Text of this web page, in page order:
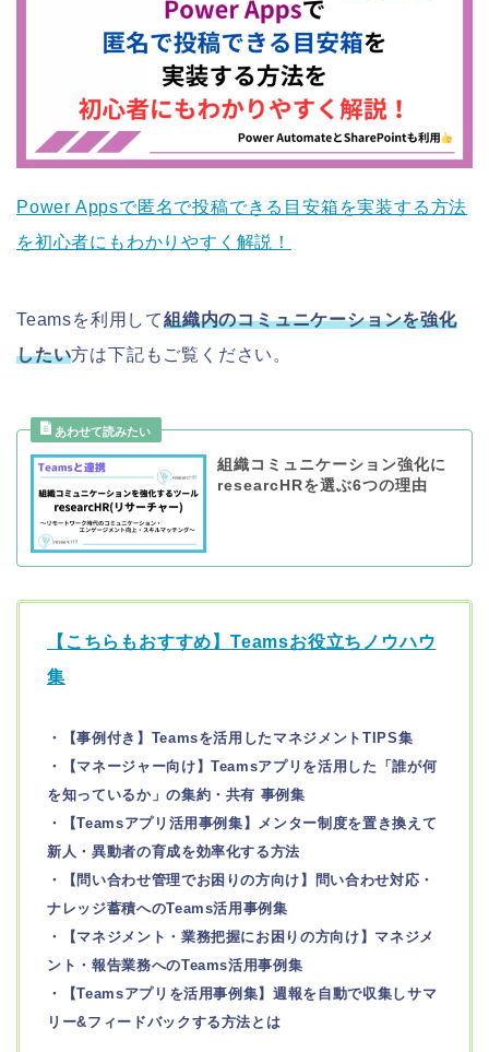
Power Appsで匿名で投稿できる目安箱を実装する方法
を初心者にもわかりやすく解説！
Teamsを利用して組織内のコミュニケーションを強化
したい方は下記もご覧ください。
組織コミュニケーション強化に
researcHRを選ぶ6つの理由
【こちらもおすすめ】Teamsお役立ちノウハウ
集
・【事例付き】Teamsを活用したマネジメントTIPS集
・【マネージャー向け】Teamsアプリを活用した「誰が何
を知っているか」の集約・共有 事例集
・【Teamsアプリ活用事例集】メンター制度を置き換えて
新人・異動者の育成を効率化する方法
・【問い合わせ管理でお困りの方向け】問い合わせ対応・
ナレッジ蓄積へのTeams活用事例集
・【マネジメント・業務把握にお困りの方向け】マネジメ
ント・報告業務へのTeams活用事例集
・【Teamsアプリを活用事例集】週報を自動で収集しサマ
リー&フィードバックする方法とは